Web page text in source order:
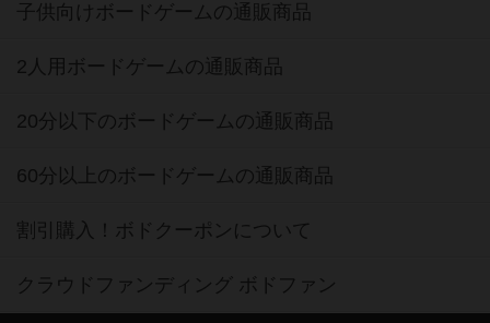
子供向けボードゲームの通販商品
2人用ボードゲームの通販商品
20分以下のボードゲームの通販商品
60分以上のボードゲームの通販商品
割引購入！ボドクーポンについて
クラウドファンディング ボドファン